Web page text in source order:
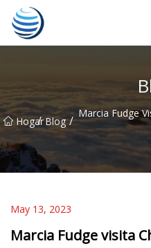
Hogar
/ Blog / Marcia Fudge
May 13, 2023
Marcia Fudge visita